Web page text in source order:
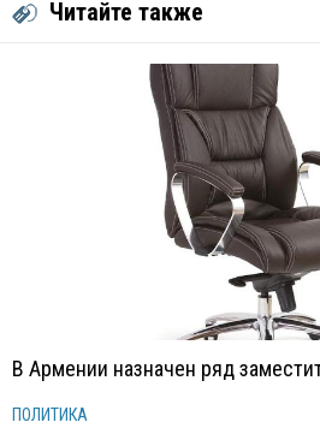
Читайте также
В Армении назначен ряд
ПОЛИТИКА